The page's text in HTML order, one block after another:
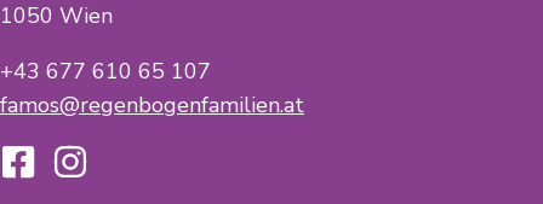
1050 Wien
+43 677 610 65 107
famos@regenbogenfamilien.at